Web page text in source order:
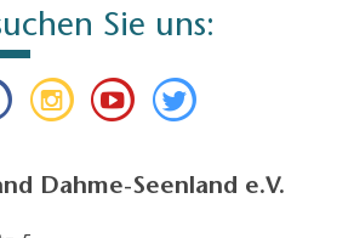
Sie uns:
Dahme-Seenland e.V.